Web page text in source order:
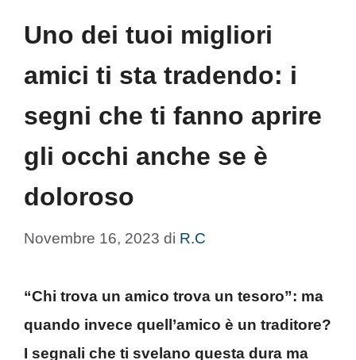
Uno dei tuoi migliori
amici ti sta tradendo: i
segni che ti fanno aprire
gli occhi anche se è
doloroso
Novembre 16, 2023 di R.C
“Chi trova un amico trova un tesoro”: ma
quando invece quell’amico è un traditore?
I segnali che ti svelano questa dura ma